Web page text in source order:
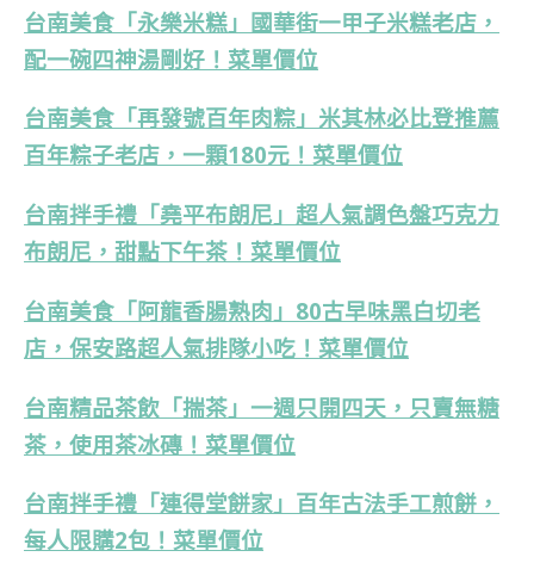
台南美食「永樂米糕」國華街一甲子米糕老店，
配一碗四神湯剛好！菜單價位
台南美食「再發號百年肉粽」米其林必比登推薦
百年粽子老店，一顆180元！菜單價位
台南拌手禮「堯平布朗尼」超人氣調色盤巧克力
布朗尼，甜點下午茶！菜單價位
台南美食「阿龍香腸熟肉」80古早味黑白切老
店，保安路超人氣排隊小吃！菜單價位
台南精品茶飲「揣茶」一週只開四天，只賣無糖
茶，使用茶冰磚！菜單價位
台南拌手禮「連得堂餅家」百年古法手工煎餅，
每人限購2包！菜單價位